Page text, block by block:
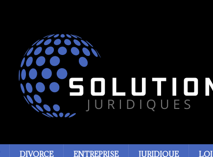
DIVORCE ENTREPRISE JURIDIQUE LOI